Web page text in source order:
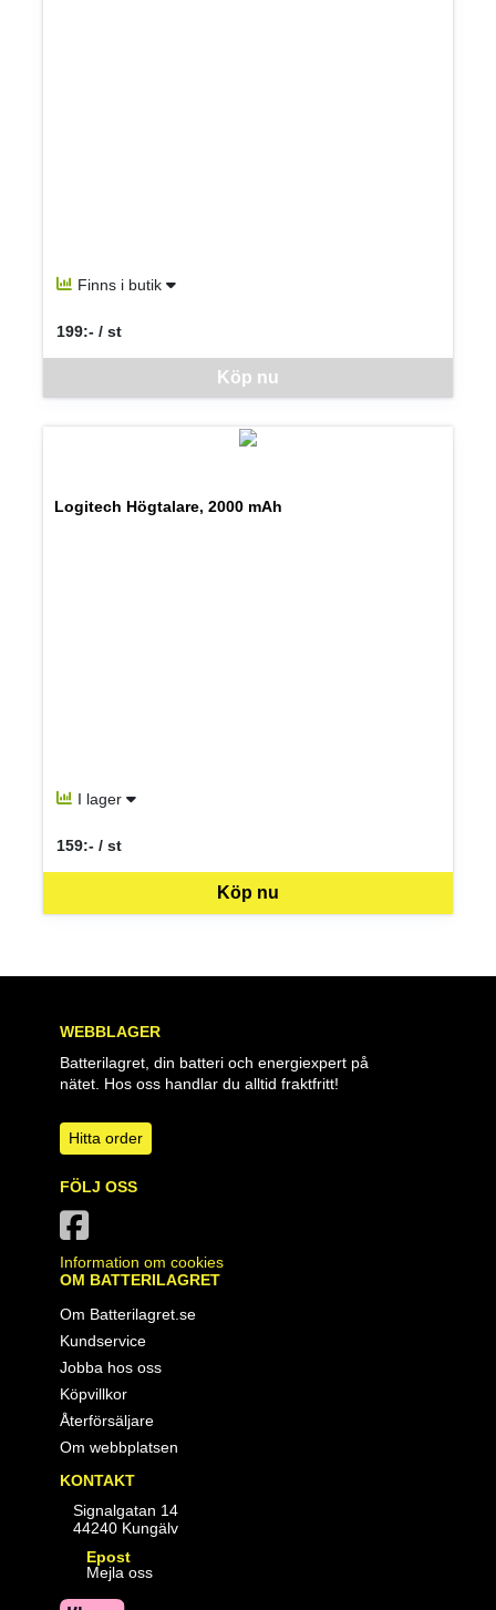
Finns i butik
Denna vara går inte att beställa via webben just nu, vänligen
Köp nu
199:- / st
SEK per ST
Logitech Högtalare, 2000 mAh
I lager
Köp nu
159:- / st
SEK per ST
WEBBLAGER
Batterilagret, din batteri och energiexpert på
nätet. Hos oss handlar du alltid fraktfritt!
Hitta order
FÖLJ OSS
Information om cookies
OM BATTERILAGRET
Om Batterilagret.se
Kundservice
Jobba hos oss
Köpvillkor
Återförsäljare
Om webbplatsen
KONTAKT
Signalgatan 14
44240 Kungälv
Epost
Mejla oss